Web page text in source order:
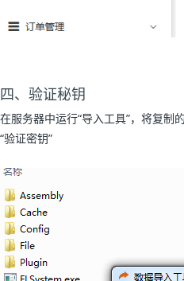
四、验证秘钥
在服务器中运行“导入工具”，将复制
“验证密钥”